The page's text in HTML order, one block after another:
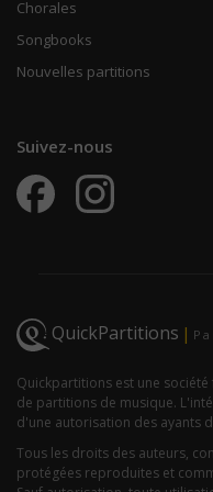
Chorales
Songbooks
Nouvelles partitions
Suivez-nous
QuickPartitions |
Quickpartitions est une
de partitions de musique.
d'une autorisation des ayants
Tous les droits des auteurs,
protégées reproduites et